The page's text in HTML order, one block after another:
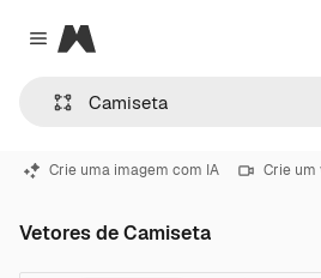
Close menu
Magnific
Crie uma imagem com IA Crie um
Vetores de Camiseta